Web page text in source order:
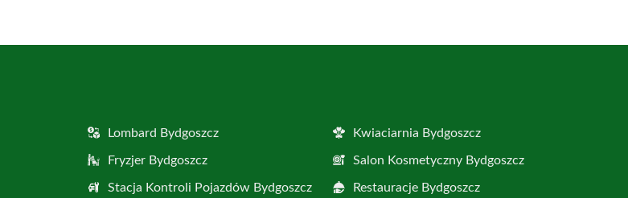
Lombard Bydgoszcz Kwiaciarnia Bydgoszcz
Fryzjer Bydgoszcz Salon Kosmetyczny Bydgoszcz
Stacja Kontroli Pojazdów Bydgoszcz Restauracje Bydgoszcz